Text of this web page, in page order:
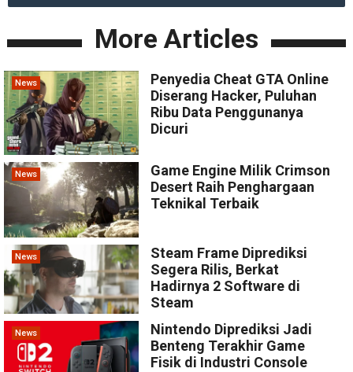
More Articles
News
Penyedia Cheat GTA Online
Diserang Hacker, Puluhan
Ribu Data Penggunanya
Dicuri
News
Game Engine Milik Crimson
Desert Raih Penghargaan
Teknikal Terbaik
News
Steam Frame Diprediksi
Segera Rilis, Berkat
Hadirnya 2 Software di
Steam
News
Nintendo Diprediksi Jadi
Benteng Terakhir Game
Fisik di Industri Console